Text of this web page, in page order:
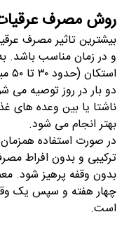
روش مصرف
بیشترین تاثیر مصرف
و در زمان مناسب باشد.
استکان (حدود۳۰تا ۵۰
دو بار در روز توصیه
ناشتا یا بین وعده های
بهتر انجام می شود.
در صورت استفاده
ترکیبی و بدون افراط
بدون وقفه پرهیز شود.
چهار هفته و سپس یک
است.